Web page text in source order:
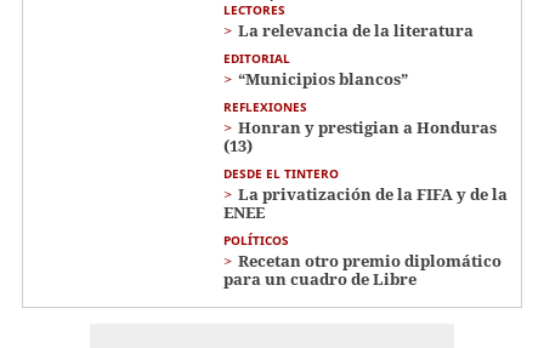
LECTORES
La relevancia de la literatura
EDITORIAL
“Municipios blancos”
REFLEXIONES
Honran y prestigian a Honduras
(13)
DESDE EL TINTERO
La privatización de la FIFA y de la
ENEE
POLÍTICOS
Recetan otro premio diplomático
para un cuadro de Libre